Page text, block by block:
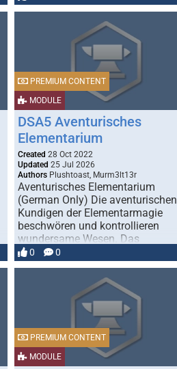
MODULE
PREMIUM CONTENT
DSA5 Aventurisches
Elementarium
Created 28 Oct 2022
Updated 25 Jul 2026
AuthorsPlushtoast, Murm3lt13r
Aventurisches Elementarium
(German Only) Die aventurischen
Kundigen der Elementarmagie
beschwören und kontrollieren
wundersame Wesen. Das
Aventurische Elementarium für
Foundry VTT …
0 0
MODULE
PREMIUM CONTENT